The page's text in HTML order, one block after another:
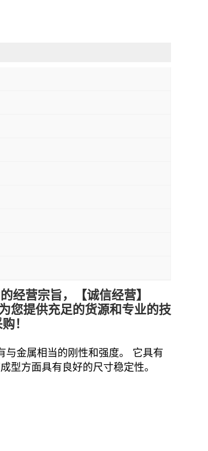
经营宗旨，【诚信经营】
您提供充足的货源和专业的技
！
金属相当的刚性和强度。
它具有
型方面具有良好的尺寸稳定性。